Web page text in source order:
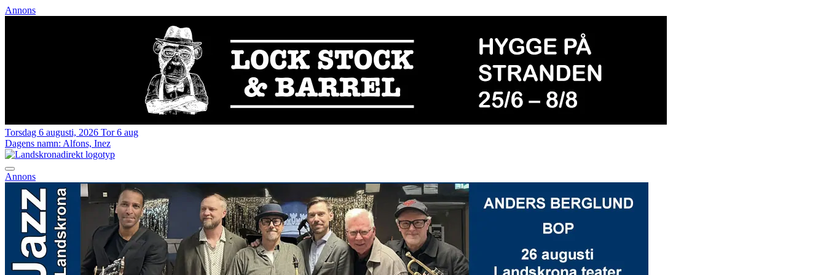
Annons
Torsdag 6 augusti, 2026 Tor 6 aug
Dagens namn: Alfons, Inez
Annons